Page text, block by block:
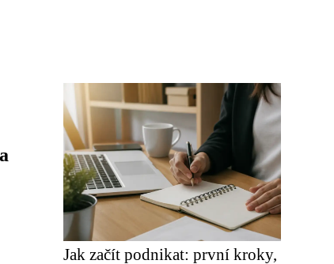
Jak začít podnikat: první kroky,